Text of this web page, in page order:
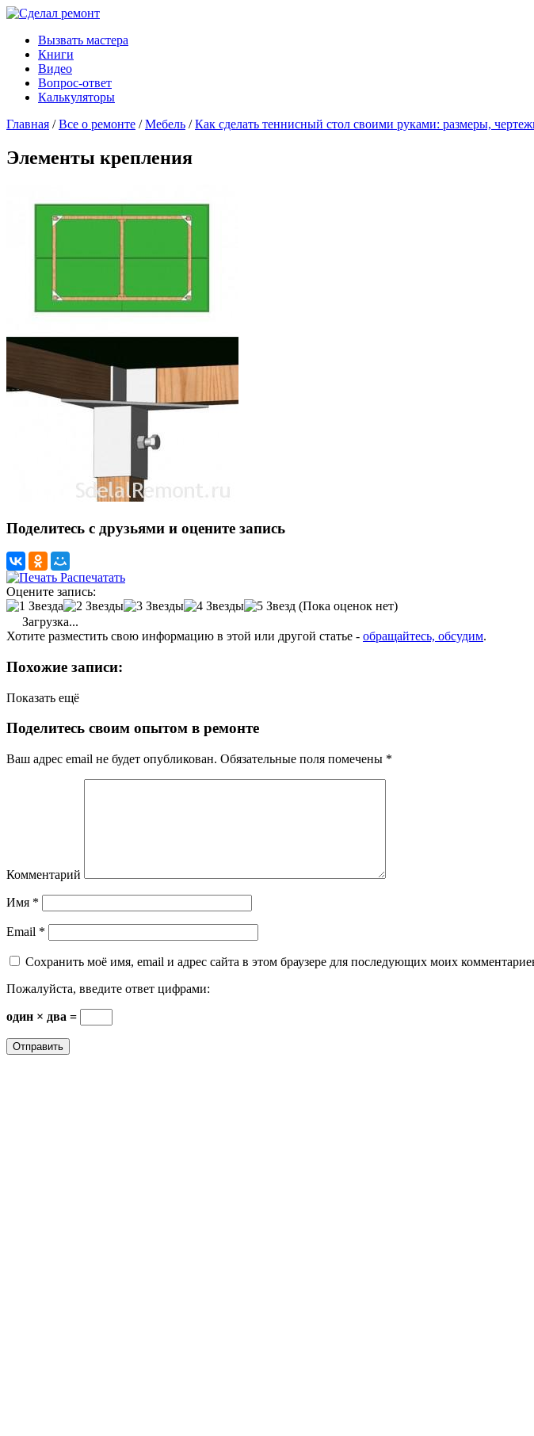
Вызвать мастера
Книги
Видео
Вопрос-ответ
Калькуляторы
Главная /Все о ремонте /Мебель /Как сделать теннисный стол своими руками: размеры,
Элементы крепления
Поделитесь с друзьями и оцените запись
Распечатать
Оцените запись:
(Пока оценок нет)
Загрузка...
Хотите разместить свою информацию в этой или другой статье - обращайтесь, обсудим.
Похожие записи:
Показать ещё
Поделитесь своим опытом в ремонте
Ваш адрес email не будет опубликован. Обязательные поля помечены *
Комментарий
Имя *
Email *
Сохранить моё имя, email и адрес сайта в этом браузере для последующих моих
Пожалуйста, введите ответ цифрами:
один × два =